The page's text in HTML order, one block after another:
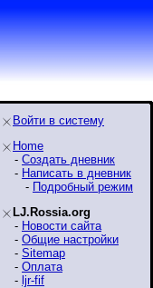
Войти в систему
Home
- Создать дневник
- Написать в дневник
- Подробный режим
LJ.Rossia.org
- Новости сайта
- Общие настройки
- Sitemap
- Оплата
- ljr-fif